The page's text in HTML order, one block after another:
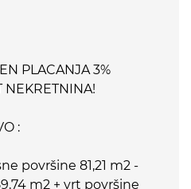
PLACANJA 3%
NEKRETNINA!
:
površine 81,21 m2 -
m2 + vrt površine